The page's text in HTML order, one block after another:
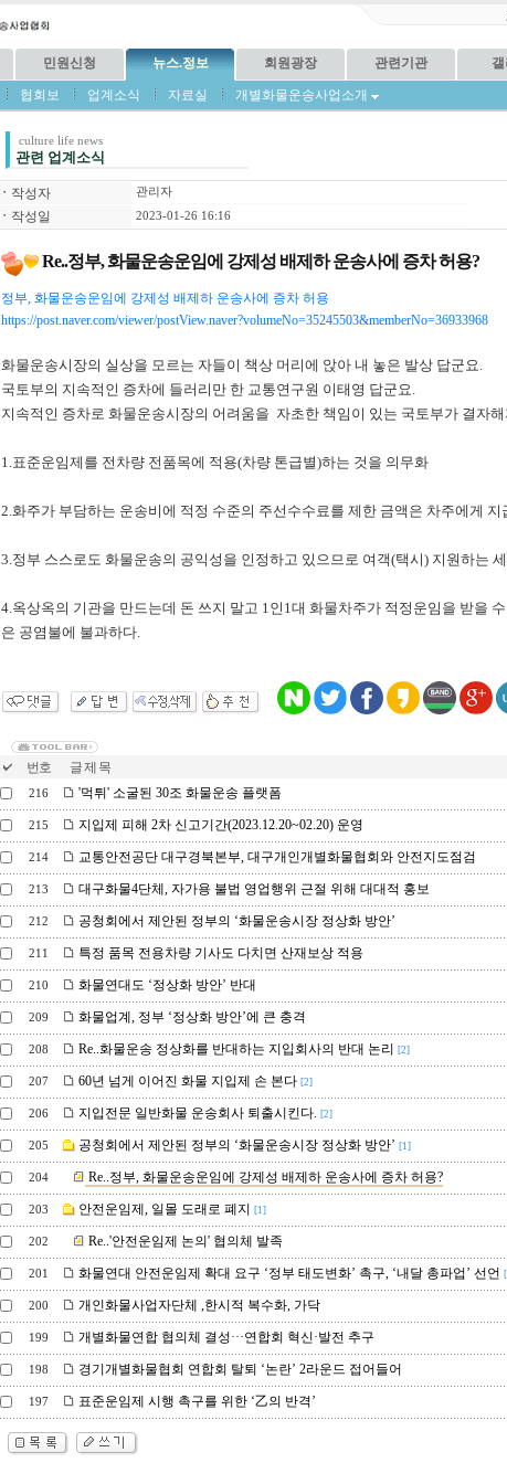
민원신청 뉴스.정보 회원광장 관련기관 갤
협회보 업계소식 자료실 개별화물운송사업소개
culture life news
관련 업계소식
ㆍ 작성자 관리자
ㆍ 작성일 2023-01-26 16:16
Re..정부, 화물운송운임에 강제성 배제하 운송사에 증차 허용?
정부, 화물운송운임에 강제성 배제하 운송사에 증차 허용
https://post.naver.com/viewer/postView.naver?volumeNo=35245503&memberNo=36933968
화물운송시장의 실상을 모르는 자들이 책상 머리에 앉아 내 놓은 발상 답군요.
국토부의 지속적인 증차에 들러리만 한 교통연구원 이태영 답군요.
지속적인 증차로 화물운송시장의 어려움을 자초한 책임이 있는 국토부가 결자
1.표준운임제를 전차량 전품목에 적용(차량 톤급별)하는 것을 의무화
2.화주가 부담하는 운송비에 적정 수준의 주선수수료를 제한 금액은 차주에게 지
3.정부 스스로도 화물운송의 공익성을 인정하고 있으므로 여객(택시) 지원하는
4.옥상옥의 기관을 만드는데 돈 쓰지 말고 1인1대 화물차주가 적정운임을 받을
은 공염불에 불과하다.
번호 글 제 목
216 '먹튀' 소굴된 30조 화물운송 플랫폼
215 지입제 피해 2차 신고기간(2023.12.20~02.20) 운영
214 교통안전공단 대구경북본부, 대구개인개별화물협회와 안전지도점검
213 대구화물4단체, 자가용 불법 영업행위 근절 위해 대대적 홍보
212 공청회에서 제안된 정부의 ‘화물운송시장 정상화 방안’
211 특정 품목 전용차량 기사도 다치면 산재보상 적용
210 화물연대도 ‘정상화 방안’ 반대
209 화물업계, 정부 ‘정상화 방안’에 큰 충격
208 Re..화물운송 정상화를 반대하는 지입회사의 반대 논리 [2]
207 60년 넘게 이어진 화물 지입제 손 본다 [2]
206 지입전문 일반화물 운송회사 퇴출시킨다. [2]
205 공청회에서 제안된 정부의 ‘화물운송시장 정상화 방안’ [1]
204 Re..정부, 화물운송운임에 강제성 배제하 운송사에 증차 허용?
203 안전운임제, 일몰 도래로 폐지 [1]
202 Re..'안전운임제 논의' 협의체 발족
201 화물연대 안전운임제 확대 요구 ‘정부 태도변화’ 촉구, ‘내달 총파업’ 선언
200 개인화물사업자단체 ,한시적 복수화, 가닥
199 개별화물연합 협의체 결성···연합회 혁신·발전 추구
198 경기개별화물협회 연합회 탈퇴 ‘논란’ 2라운드 접어들어
197 표준운임제 시행 촉구를 위한 ‘乙의 반격’